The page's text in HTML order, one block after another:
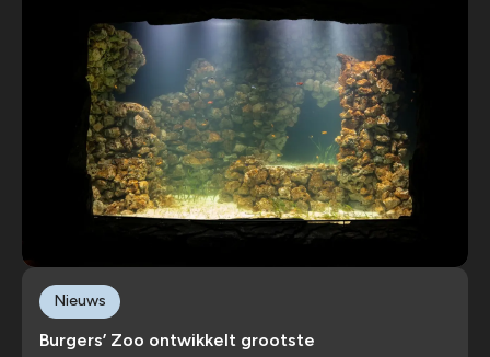
Burgers’ Zoo ontwikkelt grootste
Nieuws